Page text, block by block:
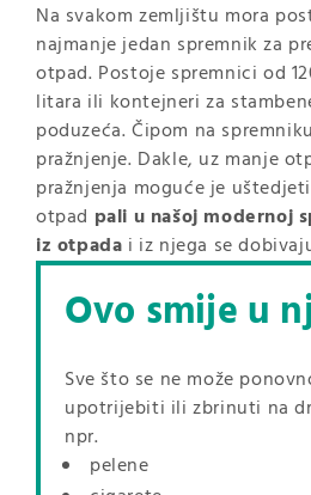
Na svakom zemljištu mora
najmanje jedan spremnik za
otpad. Postoje spremnici od
litara ili kontejneri za
poduzeća. Čipom na
pražnjenje. Dakle, uz manje
pražnjenja moguće je
otpad pali u našoj modernoj
iz otpada i iz njega se
Ovo smije u
Sve što se ne može
upotrijebiti ili zbrinuti na
npr.
pelene